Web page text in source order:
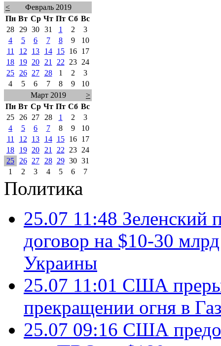
<
Февраль 2019
Пн Вт Ср Чт Пт Сб Вс
28
29 30 31 1 2
3
4
5 6 7 8 9
10
11
12 13 14 15 16
17
18
19 20 21 22 23
24
25
26 27 28 1 2
3
4
5 6 7 8 9
10
Март 2019
>
Пн Вт Ср Чт Пт Сб Вс
25
26 27 28 1 2
3
4
5 6 7 8 9
10
11
12 13 14 15 16
17
18
19 20 21 22 23
24
25
26 27 28 29 30 31
1
2 3 4 5 6 7
Политика
25.07 11:48 Зеленский
договор на $10-30
Украины
25.07 11:01 США
прекращении огня в
25.07 09:16 США